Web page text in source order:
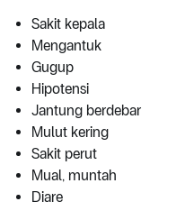
Sakit kepala
Mengantuk
Gugup
Hipotensi
Jantung berdebar
Mulut kering
Sakit perut
Mual, muntah
Diare